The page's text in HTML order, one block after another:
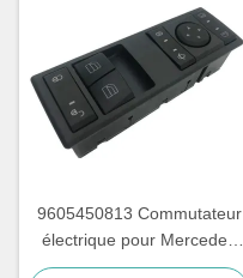
9605450813 Commutateur
électrique pour Mercedes
Benz Actros MP4 OEM